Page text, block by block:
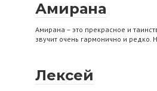
Амирана
Амирана – это прекрасное и
звучит очень гармонично и редко.
Лексей